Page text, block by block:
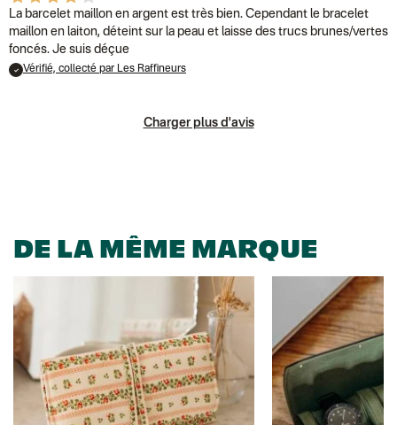
La barcelet maillon en argent est très bien. Cependant le bracelet
maillon en laiton, déteint sur la peau et laisse des trucs brunes/vertes
foncés. Je suis déçue
Vérifié, collecté par Les Raffineurs
Charger plus d'avis
DE LA MÊME MARQUE